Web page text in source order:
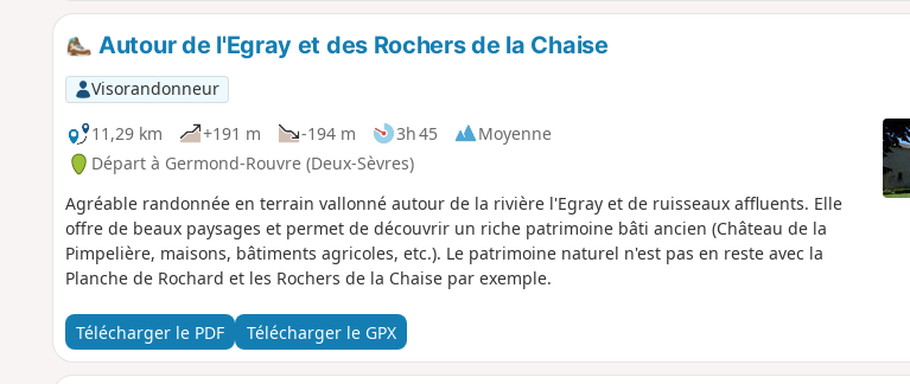
Autour de l'Egray et des Rochers de la Chaise
Visorandonneur
11,29 km
+191 m -194 m 3h 45
Moyenne
Départ à Germond-Rouvre (Deux-Sèvres)
Agréable randonnée en terrain vallonné autour de la rivière l'Egray et de ruisseaux affluents. Elle
offre de beaux paysages et permet de découvrir un riche patrimoine bâti ancien (Château de la
Pimpelière, maisons, bâtiments agricoles, etc.). Le patrimoine naturel n'est pas en reste avec la
Planche de Rochard et les Rochers de la Chaise par exemple.
Télécharger le PDF Télécharger le GPX